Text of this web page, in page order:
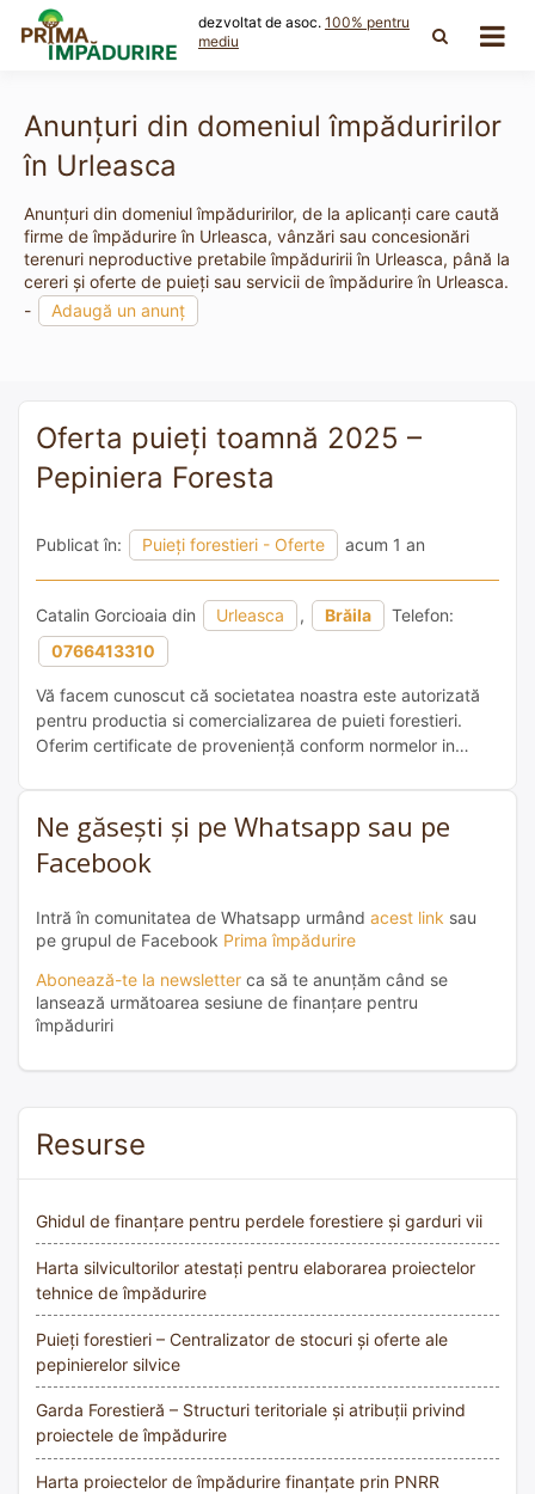
content
dezvoltat de asoc. 100% pentru
mediu
Anunțuri din domeniul împăduririlor
în Urleasca
Anunțuri din domeniul împăduririlor, de la aplicanți care caută
firme de împădurire în Urleasca, vânzări sau concesionări
terenuri neproductive pretabile împăduririi în Urleasca, până la
cereri și oferte de puieți sau servicii de împădurire în Urleasca.
-
Adaugă un anunț
Oferta puieți toamnă 2025 –
Pepiniera Foresta
Publicat în: Puieți forestieri - Oferte acum 1 an
Catalin Gorcioaia din Urleasca , Brăila
Telefon:
0766413310
Vă facem cunoscut că societatea noastra este autorizată
pentru productia si comercializarea de puieti forestieri.
Oferim certificate de proveniență conform normelor in
400.000-1,5 lei Cer-1.500.000-1 leu Mojdrean-50.000-
0,70lei Frasin excelsior(comun)-200.000-0,80lei Ulm
turkestan-2.000.000-0,70lei Salcioara-300.000-0,70lei
Lemn câinesc-350.000-0,70lei Glădită-450.000-0,70lei
relații și încheierea unor contracte : 0766413310 […]
Ne găsești și pe Whatsapp sau pe
Facebook
Intră în comunitatea de Whatsapp urmând acest link sau
pe grupul de Facebook Prima împădurire
Abonează-te la newsletter ca să te anunțăm când se
lansează următoarea sesiune de finanțare pentru
împăduriri
Resurse
Ghidul de finanțare pentru perdele forestiere și garduri vii
Harta silvicultorilor atestați pentru elaborarea proiectelor
tehnice de împădurire
Puieți forestieri – Centralizator de stocuri și oferte ale
pepinierelor silvice
Garda Forestieră – Structuri teritoriale și atribuții privind
proiectele de împădurire
Harta proiectelor de împădurire finanțate prin PNRR